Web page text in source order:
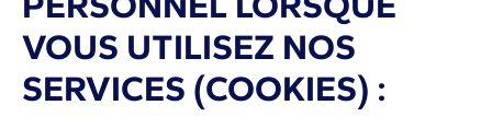
VOUS UTILISEZ NOS
SERVICES (COOKIES) :